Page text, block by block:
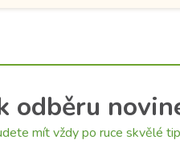
odběru
mít vždy po ruce skvělé